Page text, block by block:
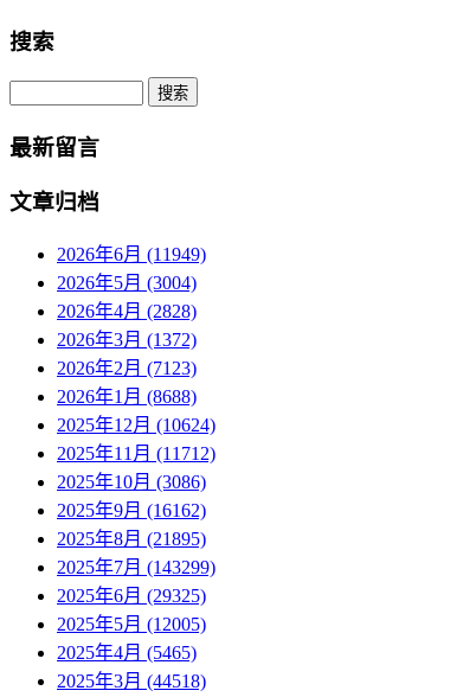
搜索
Search
最新留言
文章归档
2026年6月 (11949)
2026年5月 (3004)
2026年4月 (2828)
2026年3月 (1372)
2026年2月 (7123)
2026年1月 (8688)
2025年12月 (10624)
2025年11月 (11712)
2025年10月 (3086)
2025年9月 (16162)
2025年8月 (21895)
2025年7月 (143299)
2025年6月 (29325)
2025年5月 (12005)
2025年4月 (5465)
2025年3月 (44518)